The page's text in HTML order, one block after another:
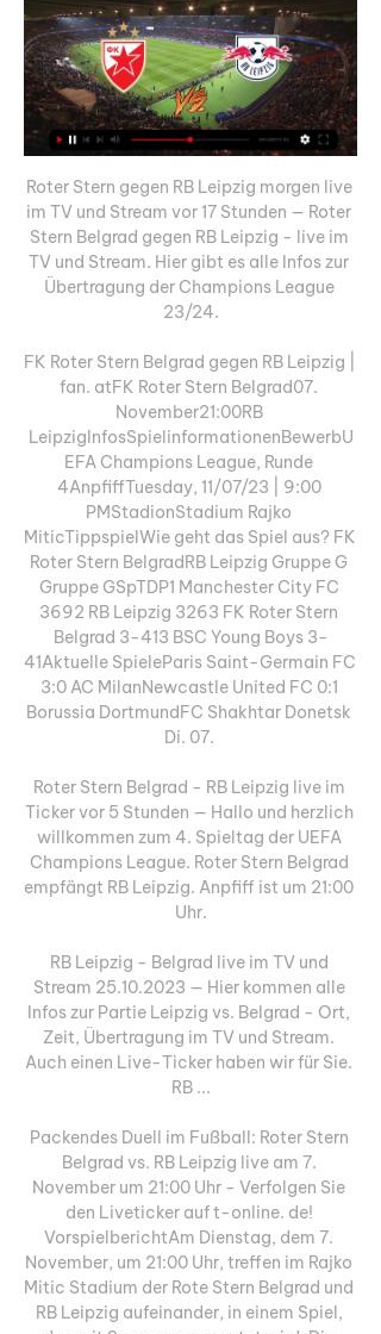
Roter Stern gegen RB Leipzig morgen live
im TV und Stream vor 17 Stunden — Roter
Stern Belgrad gegen RB Leipzig - live im
TV und Stream. Hier gibt es alle Infos zur
Übertragung der Champions League
23/24.
FK Roter Stern Belgrad gegen RB Leipzig |
fan. atFK Roter Stern Belgrad07.
November21:00RB
LeipzigInfosSpielinformationenBewerbU
EFA Champions League, Runde
4AnpfiffTuesday, 11/07/23 | 9:00
PMStadionStadium Rajko
MiticTippspielWie geht das Spiel aus? FK
Roter Stern BelgradRB Leipzig Gruppe G
Gruppe GSpTDP1 Manchester City FC
3692 RB Leipzig 3263 FK Roter Stern
Belgrad 3-413 BSC Young Boys 3-
41Aktuelle SpieleParis Saint-Germain FC
3:0 AC MilanNewcastle United FC 0:1
Borussia DortmundFC Shakhtar Donetsk
Di. 07.
Roter Stern Belgrad - RB Leipzig live im
Ticker vor 5 Stunden — Hallo und herzlich
willkommen zum 4. Spieltag der UEFA
Champions League. Roter Stern Belgrad
empfängt RB Leipzig. Anpfiff ist um 21:00
Uhr.
RB Leipzig - Belgrad live im TV und
Stream 25.10.2023 — Hier kommen alle
Infos zur Partie Leipzig vs. Belgrad - Ort,
Zeit, Übertragung im TV und Stream.
Auch einen Live-Ticker haben wir für Sie.
RB ...
Packendes Duell im Fußball: Roter Stern
Belgrad vs. RB Leipzig live am 7.
November um 21:00 Uhr - Verfolgen Sie
den Liveticker auf t-online. de!
VorspielberichtAm Dienstag, dem 7.
November, um 21:00 Uhr, treffen im Rajko
Mitic Stadium der Rote Stern Belgrad und
RB Leipzig aufeinander, in einem Spiel,